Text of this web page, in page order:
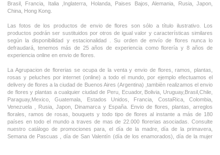
Brasil, Francia, Italia ,Inglaterra, Holanda, Paises Bajos, Alemania, Rusia, Japon,
China, Hong Kong.
Las fotos de los productos de envio de flores son sólo a título ilustrativo. Los
productos podrán ser sustituidos por otros de igual valor y características similares
según la disponibilidad y estacionalidad . Su orden de envío de flores nunca lo
defraudará, tenemos más de 25 años de experiencia como florería y 8 años de
experiencia online en envio de flores.
La Agrupacion de florerias se ocupa de la venta y envio de flores, ramos, plantas,
rosas y peluches por internet (online) a todo el mundo, por ejemplo efectuamos el
delivery de flores a la ciudad de Buenos Aires (Argentina) ,tambièn realizamos el envio
de flores y plantas a cualquier ciudad de Peru, Ecuador, Bolivia, Uruguay,Brasil,Chile,
Paraguay,Mexico, Guatemala, Estados Unidos, Francia, CostaRica, Colombia,
Venezuela , Rusia, Japon, Dinamarca y España. Envio de flores, plantas, arreglos
florales, ramos de rosas, bouquets y todo tipo de flores al instante a más de 180
países en todo el mundo a traves de mas de 22.000 florerias asociadas. Consulte
nuestro catálogo de promociones para, el día de la madre, día de la primavera,
Semana de Pascuas , día de San Valentín (día de los enamorados), día de la mujer